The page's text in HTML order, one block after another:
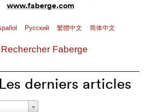
www.faberge.com
Pусский 繁體中文 简体中文
Faberge
derniers articles